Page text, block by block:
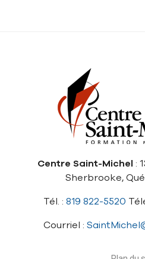
Centre Saint-Michel :
Sherbrooke,
Tél. : 819 822-5520
Courriel :